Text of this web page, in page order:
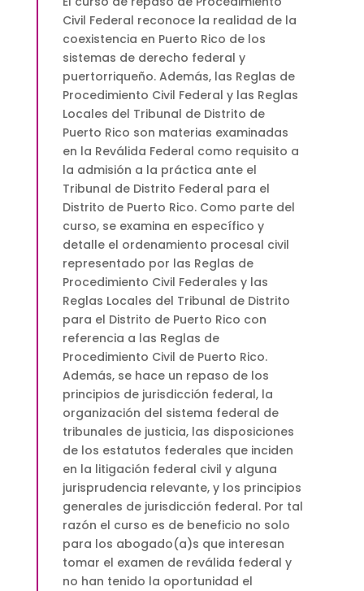
quantityCivil Federal reconoce la realidad de la
coexistencia en Puerto Rico de los
sistemas de derecho federal y
puertorriqueño. Además, las Reglas de
Procedimiento Civil Federal y las Reglas
Locales del Tribunal de Distrito de
Puerto Rico son materias examinadas
en la Reválida Federal como requisito a
la admisión a la práctica ante el
Tribunal de Distrito Federal para el
Distrito de Puerto Rico. Como parte del
curso, se examina en específico y
detalle el ordenamiento procesal civil
representado por las Reglas de
Procedimiento Civil Federales y las
Reglas Locales del Tribunal de Distrito
para el Distrito de Puerto Rico con
referencia a las Reglas de
Procedimiento Civil de Puerto Rico.
Además, se hace un repaso de los
principios de jurisdicción federal, la
organización del sistema federal de
tribunales de justicia, las disposiciones
de los estatutos federales que inciden
en la litigación federal civil y alguna
jurisprudencia relevante, y los principios
generales de jurisdicción federal. Por tal
razón el curso es de beneficio no solo
para los abogado(a)s que interesan
tomar el examen de reválida federal y
no han tenido la oportunidad el